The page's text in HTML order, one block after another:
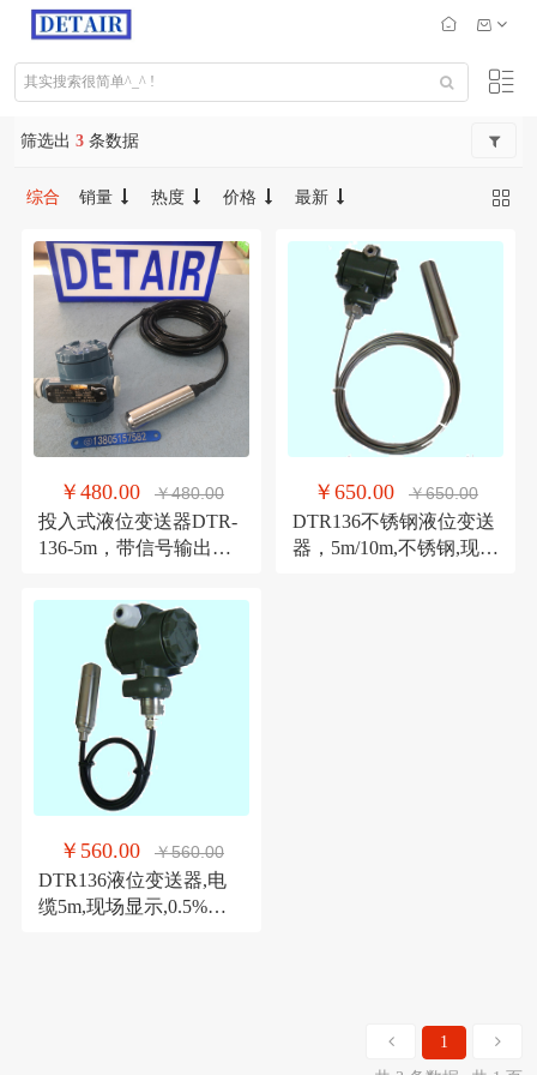
筛选出 3 条数据
综合 销量 热度 价格 最新
￥480.00 ￥480.00
投入式液位变送器DTR-
136-5m，带信号输出静
￥650.00 ￥650.00
DTR136不锈钢液位变送
器，5m/10m,不锈钢,现场
￥560.00 ￥560.00
DTR136液位变送器,电
缆5m,现场显示,0.5%精
1